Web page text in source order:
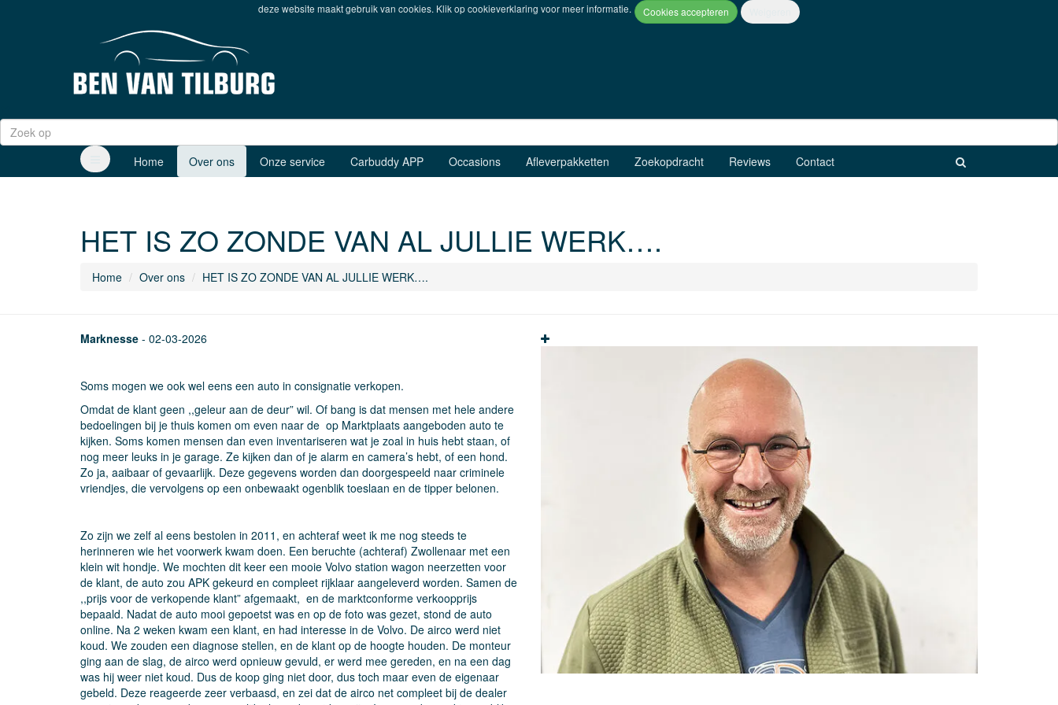
deze website maakt gebruik van cookies. Klik opcookieverklaring voor meer informatie.
Home Over ons Onze service Carbuddy APP Occasions Afleverpakketten Zoekopdracht Reviews Contact
HET IS ZO ZONDE VAN AL JULLIE WERK….
Home Over ons HET IS ZO ZONDE VAN AL JULLIE WERK….
Marknesse - 02-03-2026
Soms mogen we ook wel eens een auto in consignatie verkopen.
Omdat de klant geen ,,geleur aan de deur” wil. Of bang is dat mensen met hele andere
bedoelingen bij je thuis komen om even naar de op Marktplaats aangeboden auto te
kijken. Soms komen mensen dan even inventariseren wat je zoal in huis hebt staan, of
nog meer leuks in je garage. Ze kijken dan of je alarm en camera’s hebt, of een hond.
Zo ja, aaibaar of gevaarlijk. Deze gegevens worden dan doorgespeeld naar criminele
vriendjes, die vervolgens op een onbewaakt ogenblik toeslaan en de tipper belonen.
Zo zijn we zelf al eens bestolen in 2011, en achteraf weet ik me nog steeds te
herinneren wie het voorwerk kwam doen. Een beruchte (achteraf) Zwollenaar met een
klein wit hondje. We mochten dit keer een mooie Volvo station wagon neerzetten voor
de klant, de auto zou APK gekeurd en compleet rijklaar aangeleverd worden. Samen de
,,prijs voor de verkopende klant” afgemaakt, en de marktconforme verkoopprijs
bepaald. Nadat de auto mooi gepoetst was en op de foto was gezet, stond de auto
online. Na 2 weken kwam een klant, en had interesse in de Volvo. De airco werd niet
koud. We zouden een diagnose stellen, en de klant op de hoogte houden. De monteur
ging aan de slag, de airco werd opnieuw gevuld, er werd mee gereden, en na een dag
was hij weer niet koud. Dus de koop ging niet door, dus toch maar even de eigenaar
gebeld. Deze reageerde zeer verbaasd, en zei dat de airco net compleet bij de dealer